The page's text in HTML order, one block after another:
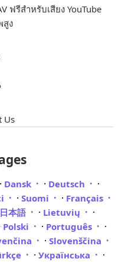
ฟรีสำหรับเสียง YouTube
ง
Us
· Dansk · Deutsch ·
· Suomi · Français
日本語 · Lietuvių ·
Polski · Português ·
· Slovenščina
· Українська ·